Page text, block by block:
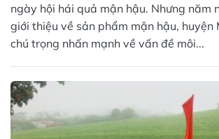
ngày hội hái quả mận hậu. Nhưng năm
giới thiệu về sản phẩm mận hậu, huyện
chú trọng nhấn mạnh về vấn đề môi...